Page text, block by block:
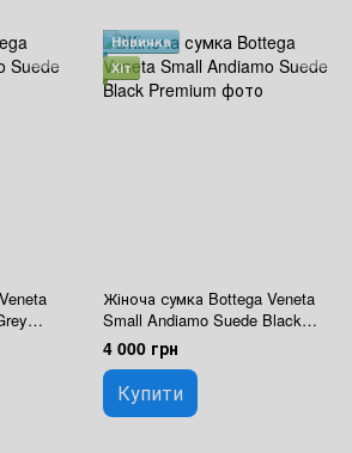
Новинка
Хіт
Жіноча сумка Bottega Veneta
Small Andiamo Suede Black
Premium
4 000 грн
Купити